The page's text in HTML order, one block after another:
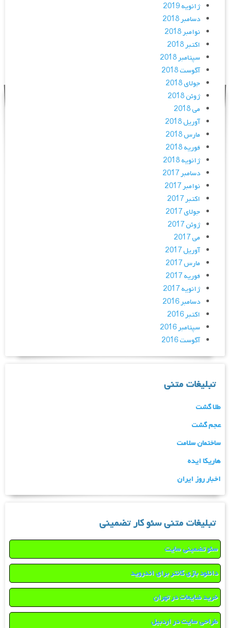
ژانویه 2019
دسامبر 2018
نوامبر 2018
اکتبر 2018
سپتامبر 2018
آگوست 2018
جولای 2018
ژوئن 2018
می 2018
آوریل 2018
مارس 2018
فوریه 2018
ژانویه 2018
دسامبر 2017
نوامبر 2017
اکتبر 2017
جولای 2017
ژوئن 2017
می 2017
آوریل 2017
مارس 2017
فوریه 2017
ژانویه 2017
دسامبر 2016
اکتبر 2016
سپتامبر 2016
آگوست 2016
تبلیغات متنی
طلا گشت
عجم گشت
ساختمان سلامت
هاریکا ایده
اخبار روز ایران
تبلیغات متنی سئو کار تضمینی
سئو تضمینی سایت
دانلود بازی کانتر برای اندروید
خرید ضایعات در تهران
طراحی سایت در اردبیل